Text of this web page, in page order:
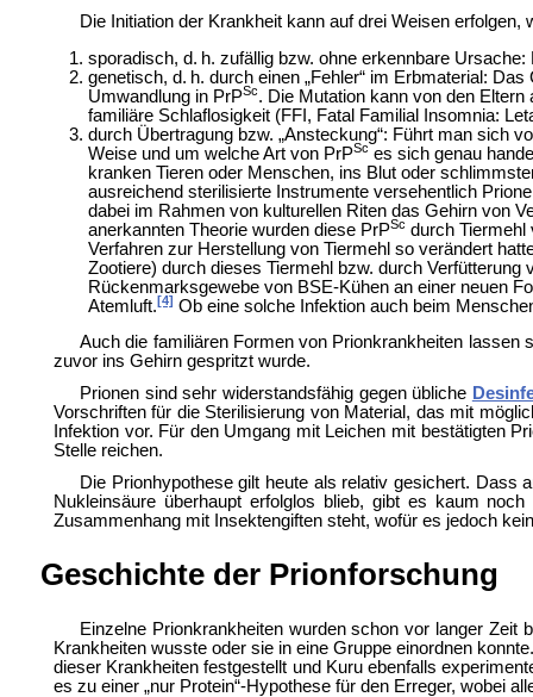
Die Initiation der Krankheit kann auf drei Weisen
sporadisch, d. h. zufällig bzw. ohne erkennbare Ursache:
genetisch, d. h. durch einen „Fehler“ im Erbmaterial:
Umwandlung in PrPSc. Die Mutation kann von den
familiäre Schlaflosigkeit (FFI, Fatal Familial Insomnia:
durch Übertragung bzw. „Ansteckung“: Führt man sich
Weise und um welche Art von PrPSc es sich genau
kranken Tieren oder Menschen, ins Blut oder
ausreichend sterilisierte Instrumente versehentlich
dabei im Rahmen von kulturellen Riten das Gehirn von
anerkannten Theorie wurden diese PrPSc durch Tiermehl
Verfahren zur Herstellung von Tiermehl so verändert
Zootiere) durch dieses Tiermehl bzw. durch
Rückenmarksgewebe von BSE-Kühen an einer neuen
Atemluft.[4] Ob eine solche Infektion auch beim
Auch die familiären Formen von Prionkrankheiten
zuvor ins Gehirn gespritzt wurde.
Prionen sind sehr widerstandsfähig gegen übliche
Vorschriften für die Sterilisierung von Material, das mit
Infektion vor. Für den Umgang mit Leichen mit bestätigten
Stelle reichen.
Die Prionhypothese gilt heute als relativ gesichert. Dass
Nukleinsäure überhaupt erfolglos blieb, gibt es kaum
Zusammenhang mit Insektengiften steht, wofür es jedoch
Geschichte der Prionforschung
Einzelne Prionkrankheiten wurden schon vor langer Zeit
Krankheiten wusste oder sie in eine Gruppe einordnen
dieser Krankheiten festgestellt und Kuru ebenfalls
es zu einer „nur Protein“-Hypothese für den Erreger, wobei